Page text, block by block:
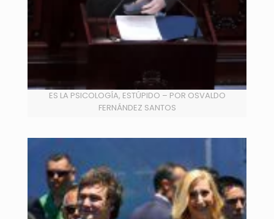
ES LA PSICOLOGÍA, ESTÚPIDO – POR OSVALDO
FERNÁNDEZ SANTOS